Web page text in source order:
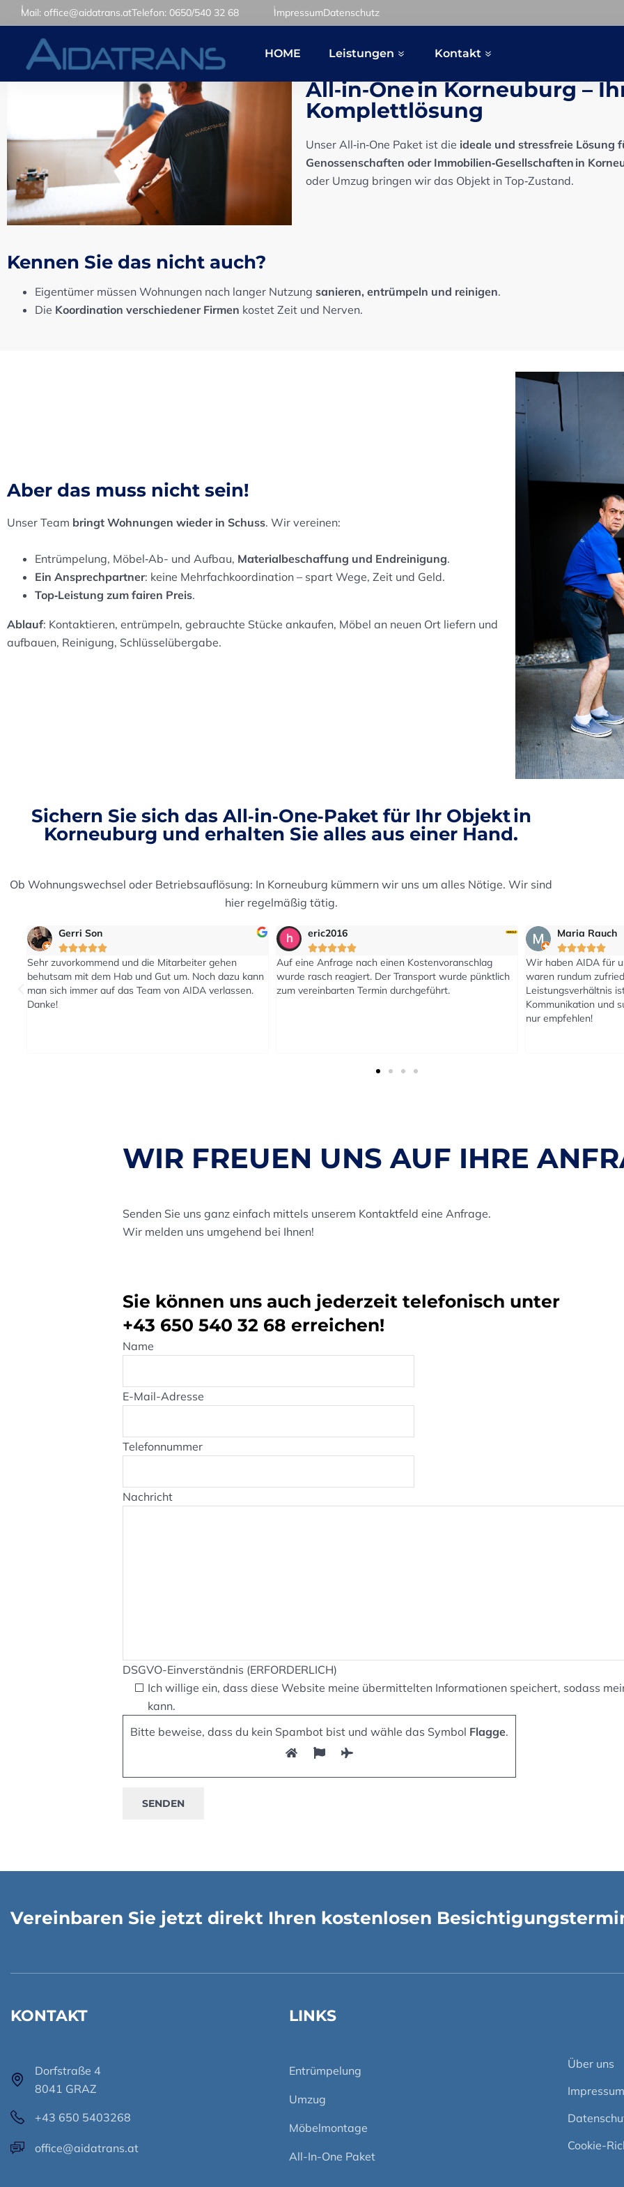
Mail: office@aidatrans.atTelefon: 0650/540 32 68 ImpressumDatenschutz
HOME Leistungen Kontakt
All‑in‑One in Korneuburg –
Komplettlösung
Unser All‑in‑One Paket ist die ideale und stressfreie Lösung
Genossenschaften oder Immobilien‑Gesellschaften in
oder Umzug bringen wir das Objekt in Top‑Zustand.
Kennen Sie das nicht auch?
Eigentümer müssen Wohnungen nach langer Nutzung sanieren, entrümpeln und reinigen.
Die Koordination verschiedener Firmen kostet Zeit und Nerven.
Aber das muss nicht sein!
Unser Team bringt Wohnungen wieder in Schuss. Wir vereinen:
Entrümpelung, Möbel‑Ab- und Aufbau, Materialbeschaffung und Endreinigung.
Ein Ansprechpartner: keine Mehrfachkoordination – spart Wege, Zeit und Geld.
Top‑Leistung zum fairen Preis.
Ablauf: Kontaktieren, entrümpeln, gebrauchte Stücke ankaufen, Möbel an neuen Ort liefern und
aufbauen, Reinigung, Schlüsselübergabe.
Sichern Sie sich das All‑in‑One‑Paketfür Ihr Objekt in
Korneuburg und erhalten Sie alles aus einer Hand.
Ob Wohnungswechsel oder Betriebsauflösung: In Korneuburg kümmern wir uns um alles Nötige. Wir sind
hier regelmäßig tätig.
gehen
dazu kann
verlassen.
Auf eine Anfrage nach einen Kostenvoranschlag
wurde rasch reagiert. Der Transport wurde pünktlich
zum vereinbarten Termin durchgeführt.
Wir haben AIDA für unseren Umzug gebucht und
waren rundum zufrieden. Das Preis-
Leistungsverhältnis ist top. Unkomplizierte
Kommunikation und super Arbeit. Können die Firma
Haben
Leistung
ohne
Woche
WIR FREUEN UNS AUF IHRE
Senden Sie uns ganz einfach mittels unserem Kontaktfeld eine Anfrage.
Wir melden uns umgehend bei Ihnen!
Sie können uns auch jederzeit telefonisch unter
+43 650 540 32 68 erreichen!
Name
E-Mail-Adresse
Telefonnummer
Nachricht
DSGVO-Einverständnis (ERFORDERLICH)
Ich willige ein, dass diese Website meine übermittelten Informationen speichert, sodass
kann.
Bitte beweise, dass du kein Spambot bist und wähle das Symbol Flagge.
Vereinbaren Sie jetzt direkt Ihren kostenlosen
KONTAKT
Dorfstraße 4
8041 GRAZ
+43 650 5403268
office@aidatrans.at
LINKS
Entrümpelung
Umzug
Möbelmontage
All-In-One Paket
Über uns
Impressum
Cookie-